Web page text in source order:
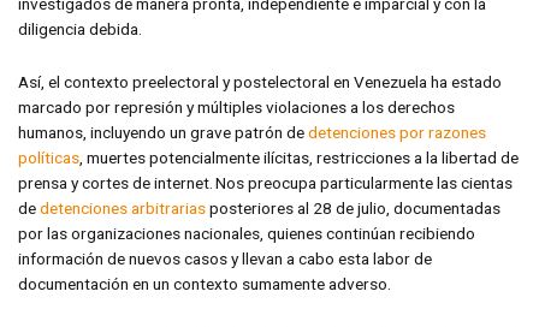
diligencia debida.
Así, el contexto preelectoral y postelectoral en Venezuela ha estado
marcado por represión y múltiples violaciones a los derechos
humanos, incluyendo un grave patrón dedetenciones por razones
políticas, muertes potencialmente ilícitas, restricciones a la libertad de
prensa y cortes de internet. Nos preocupa particularmente las cientas
dedetenciones arbitrariasposteriores al 28 de julio, documentadas
por las organizaciones nacionales, quienes continúan recibiendo
información de nuevos casos y llevan a cabo esta labor de
documentación en un contexto sumamente adverso.